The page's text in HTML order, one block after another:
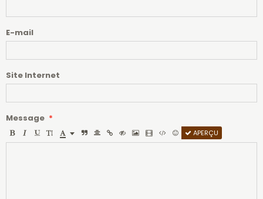
E-mail
Site Internet
Message
APERÇU